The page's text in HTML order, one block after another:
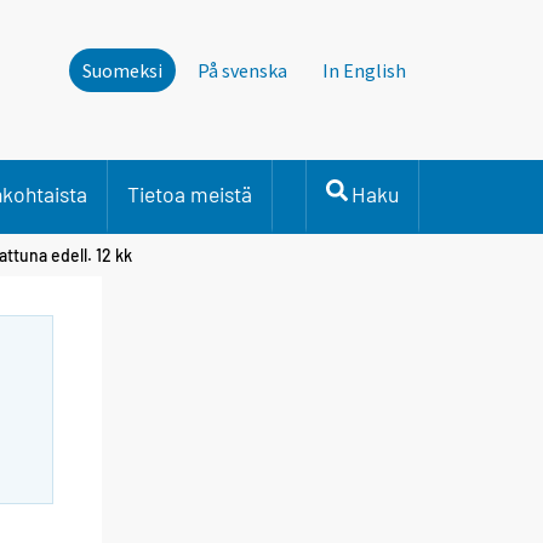
Suomeksi På svenska In English
Tietoa meistä Haku
edell. 12 kk